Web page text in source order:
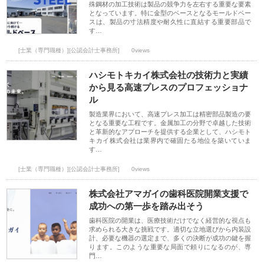
殊鋼材の加工技術は製品の競争力を左右する重要な要素
となっています。特に金型のベースとなるモールドベー
スは、製品の寸法精度や耐久性に直結する重要部品で
す…
[士業（専門職種）][公認会計士事務所] 0views
ハシモトキカイ株式会社の技術力と実績
から見る高速プレスのプロフェッショナ
ル
製造業界において、高速プレス加工は精密部品製造の要
となる重要な工程です。金属加工の分野で卓越した技術
と革新的なアプローチを提供する企業として、ハシモト
キカイ株式会社は業界内で確固たる地位を築いていま
す…
[士業（専門職種）][公認会計士事務所] 0views
株式会社アマガイの歯科医院開業支援で
成功への第一歩を踏み出そう
歯科医院の開業は、医療技術だけでなく経営的な視点も
求められる大きな挑戦です。適切な立地選びから内装設
計、必要な機器の選定まで、多くの決断が成功の鍵を握
ります。このような重要な局面で頼りになるのが、専
門…